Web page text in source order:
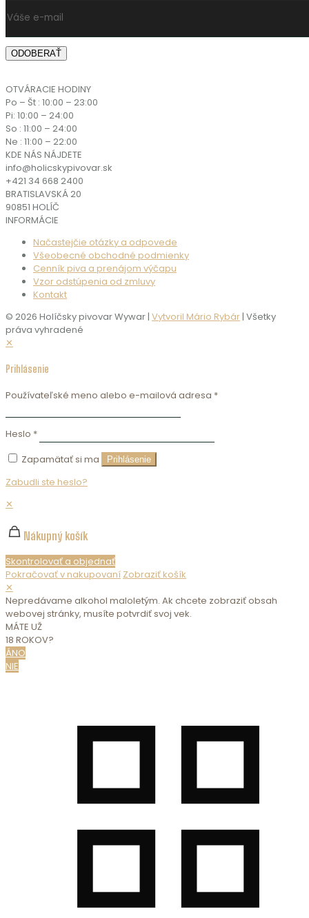
OTVÁRACIE HODINY
Po – Št : 10:00 – 23:00
Pi: 10:00 – 24:00
So : 11:00 – 24:00
Ne : 11:00 – 22:00
KDE NÁS NÁJDETE
info@holicskypivovar.sk
+421 34 668 2400
BRATISLAVSKÁ 20
90851 HOLÍČ
INFORMÁCIE
Načastejčie otázky a odpovede
Všeobecné obchodné podmienky
Cenník piva a prenájom výčapu
Vzor odstúpenia od zmluvy
Kontakt
© 2026 Holíčsky pivovar Wywar | Vytvoril Mário Rybár | Všetky
práva vyhradené
✕
Prihlásenie
Používateľské meno alebo e-mailová adresa *
Heslo *
Zapamätať si ma
Prihlásenie
Zabudli ste heslo?
✕
Nákupný košík
Skontrolovať a objednať
Pokračovať v nakupovaní Zobraziť košík
✕
Nepredávame alkohol maloletým. Ak chcete zobraziť obsah
webovej stránky, musíte potvrdiť svoj vek.
MÁTE UŽ
18 ROKOV?
ÁNO
NIE